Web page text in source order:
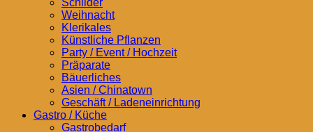
Schilder
Weihnacht
Klerikales
Künstliche Pflanzen
Party / Event / Hochzeit
Präparate
Bäuerliches
Asien / Chinatown
Geschäft / Ladeneinrichtung
Gastro / Küche
Gastrobedarf